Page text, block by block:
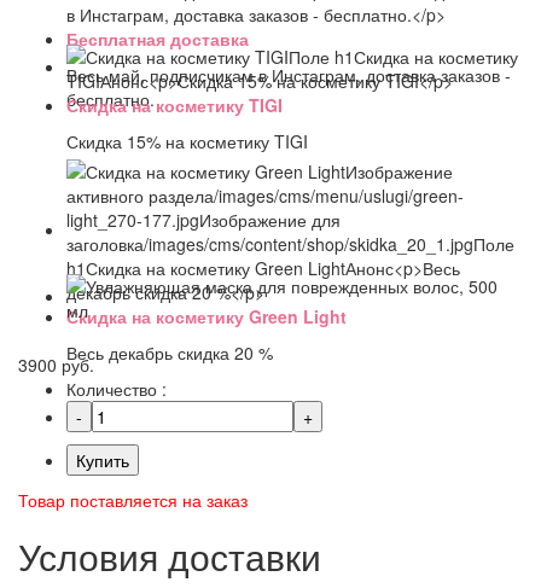
Бесплатная доставка
Весь май, подписчикам в Инстаграм, доставка заказов -
бесплатно.
Скидка на косметику TIGI
Скидка 15% на косметику TIGI
Скидка на косметику Green Light
Весь декабрь скидка 20 %
3900 руб.
Количество :
Купить
Товар поставляется на заказ
Условия доставки